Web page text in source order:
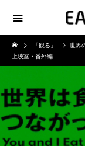
「観る」
世界
上映室・番外編